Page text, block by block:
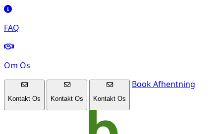
FAQ
Om Os
Kontakt Os Kontakt Os Kontakt Os
Book Afhentning